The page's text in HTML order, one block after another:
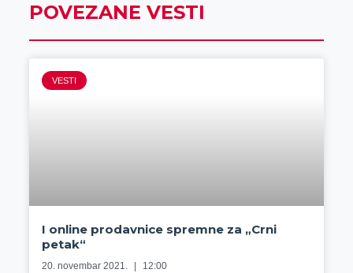
POVEZANE VESTI
VESTI
I online prodavnice spremne za „Crni
petak“
20. novembar 2021. 12:00